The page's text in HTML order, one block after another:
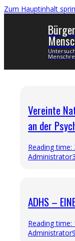
Zum Hauptinhalt
Vereinte
an der
Reading time:
Administrator
ADHS –
Reading time:
Administrator